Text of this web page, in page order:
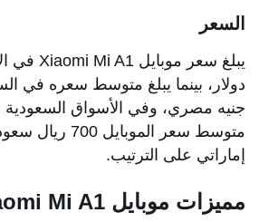
السعر
جنيه مصري، وفي الأسواق السعودية
إماراتي على الترتيب.
مميزات موبايل Xiaomi Mi A1